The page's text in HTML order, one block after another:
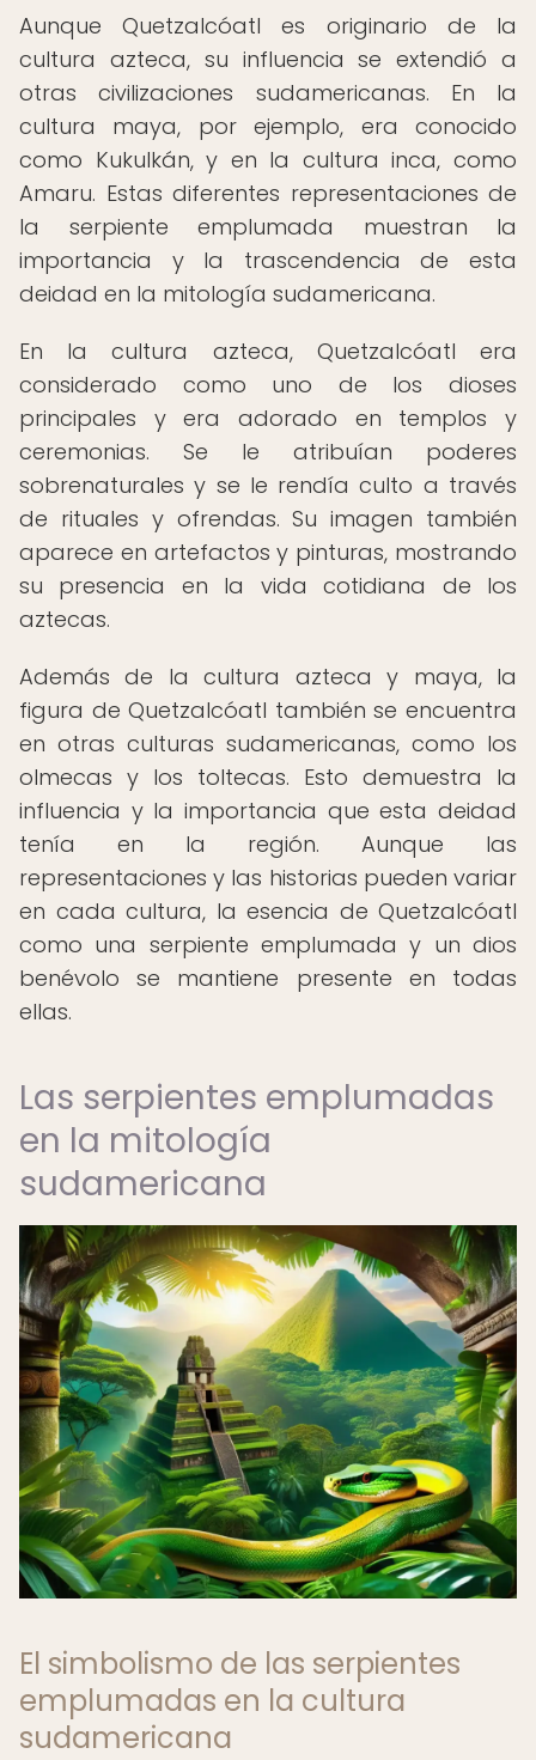
Aunque Quetzalcóatl es originario de la
cultura azteca, su influencia se extendió a
otras civilizaciones sudamericanas. En la
cultura maya, por ejemplo, era conocido
como Kukulkán, y en la cultura inca, como
Amaru. Estas diferentes representaciones de
la serpiente emplumada muestran la
importancia y la trascendencia de esta
deidad en la mitología sudamericana.
En la cultura azteca, Quetzalcóatl era
considerado como uno de los dioses
principales y era adorado en templos y
ceremonias. Se le atribuían poderes
sobrenaturales y se le rendía culto a través
de rituales y ofrendas. Su imagen también
aparece en artefactos y pinturas, mostrando
su presencia en la vida cotidiana de los
aztecas.
Además de la cultura azteca y maya, la
figura de Quetzalcóatl también se encuentra
en otras culturas sudamericanas, como los
olmecas y los toltecas. Esto demuestra la
influencia y la importancia que esta deidad
tenía en la región. Aunque las
representaciones y las historias pueden variar
en cada cultura, la esencia de Quetzalcóatl
como una serpiente emplumada y un dios
benévolo se mantiene presente en todas
ellas.
Las serpientes emplumadas
en la mitología
sudamericana
El simbolismo de las serpientes
emplumadas en la cultura
sudamericana